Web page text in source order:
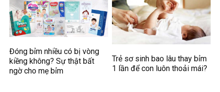
Đóng bỉm nhiều có bị vòng
kiềng không? Sự thật bất
ngờ cho mẹ bỉm
Trẻ sơ sinh bao lâu thay bỉm
1 lần để con luôn thoải mái?